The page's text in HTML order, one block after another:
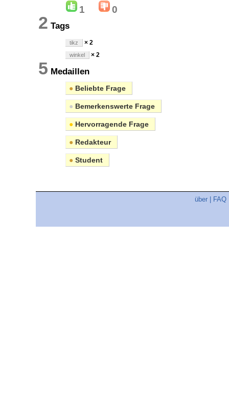
1 0
2 Tags
tikz × 2
winkel × 2
5 Medaillen
● Beliebte Frage
● Bemerkenswerte Frage
● Hervorragende Frage
● Redakteur
● Student
über FAQ